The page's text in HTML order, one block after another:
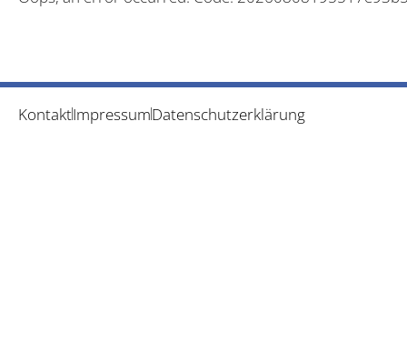
KontaktImpressumDatenschutzerklärung